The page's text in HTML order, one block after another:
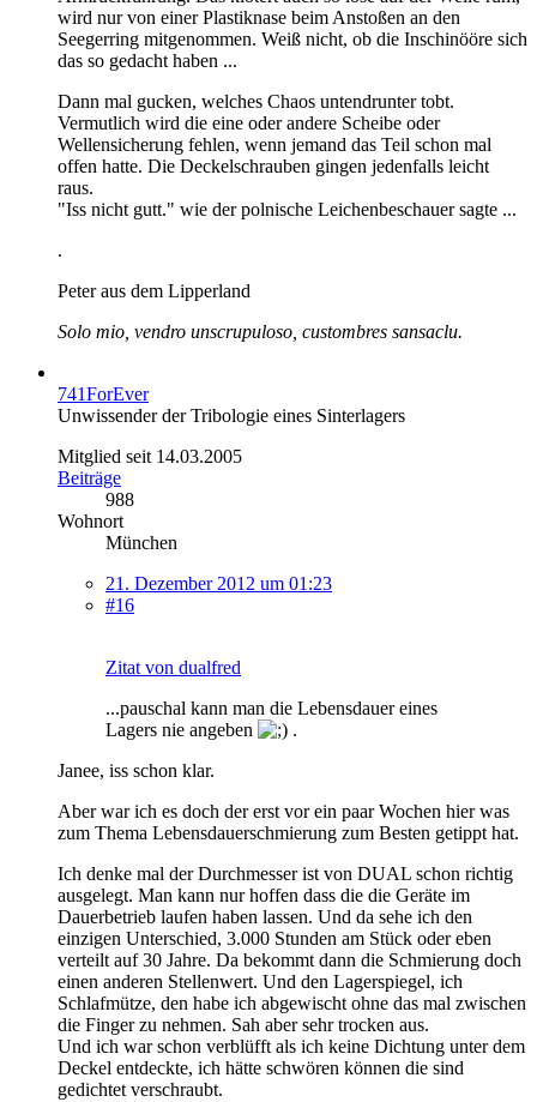
wird nur von einer Plastiknase beim Anstoßen an den
Seegerring mitgenommen. Weiß nicht, ob die Inschinööre sich
das so gedacht haben ...
Dann mal gucken, welches Chaos untendrunter tobt.
Vermutlich wird die eine oder andere Scheibe oder
Wellensicherung fehlen, wenn jemand das Teil schon mal
offen hatte. Die Deckelschrauben gingen jedenfalls leicht
raus.
"Iss nicht gutt." wie der polnische Leichenbeschauer sagte ...
.
Peter aus dem Lipperland
Solo mio, vendro unscrupuloso, custombres sansaclu.
741ForEver
Unwissender der Tribologie eines Sinterlagers
Mitglied seit 14.03.2005
Beiträge
988
Wohnort
München
21. Dezember 2012 um 01:23
#16
Zitat von dualfred
...pauschal kann man die Lebensdauer eines
Lagers nie angeben
.
Janee, iss schon klar.
Aber war ich es doch der erst vor ein paar Wochen hier was
zum Thema Lebensdauerschmierung zum Besten getippt hat.
Ich denke mal der Durchmesser ist von DUAL schon richtig
ausgelegt. Man kann nur hoffen dass die die Geräte im
Dauerbetrieb laufen haben lassen. Und da sehe ich den
einzigen Unterschied, 3.000 Stunden am Stück oder eben
verteilt auf 30 Jahre. Da bekommt dann die Schmierung doch
einen anderen Stellenwert. Und den Lagerspiegel, ich
Schlafmütze, den habe ich abgewischt ohne das mal zwischen
die Finger zu nehmen. Sah aber sehr trocken aus.
Und ich war schon verblüfft als ich keine Dichtung unter dem
Deckel entdeckte, ich hätte schwören können die sind
gedichtet verschraubt.